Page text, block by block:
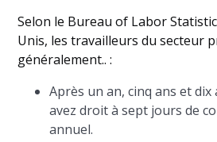
Selon le Bureau of Labor
Unis, les travailleurs du secteur
généralement.. :
Après un an, cinq ans et
avez droit à sept jours de
annuel.